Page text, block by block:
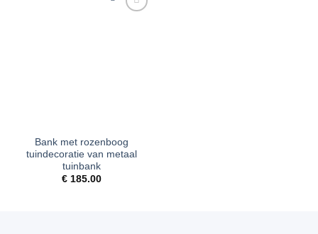
Bank met rozenboog
tuindecoratie van metaal
tuinbank
€185.00